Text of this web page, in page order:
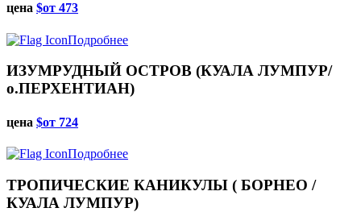
цена $от 473
Подробнее
ИЗУМРУДНЫЙ ОСТРОВ (КУАЛА ЛУМПУР/
о.ПЕРХЕНТИАН)
цена $от 724
Подробнее
ТРОПИЧЕСКИЕ КАНИКУЛЫ ( БОРНЕО /
КУАЛА ЛУМПУР)